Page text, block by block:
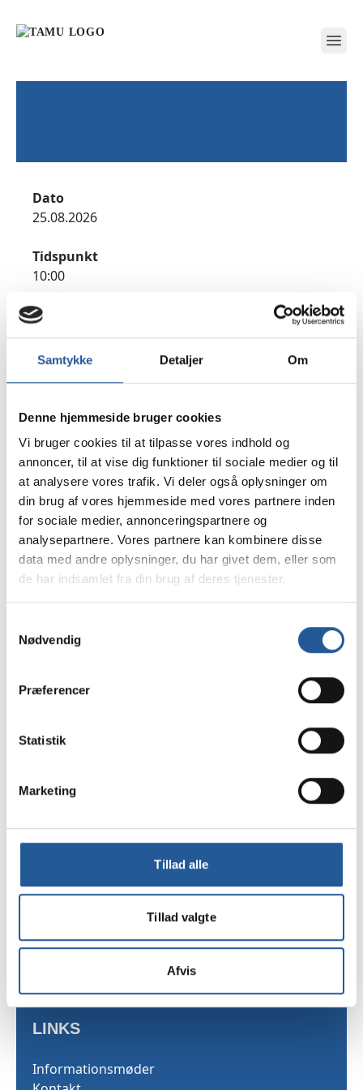
Samtykke Detaljer Om
Denne hjemmeside bruger cookies
Vi bruger cookies til at tilpasse vores indhold og
annoncer, til at vise dig funktioner til sociale medier og til
at analysere vores trafik. Vi deler også oplysninger om
din brug af vores hjemmeside med vores partnere inden
for sociale medier, annonceringspartnere og
analysepartnere. Vores partnere kan kombinere disse
data med andre oplysninger, du har givet dem, eller som
de har indsamlet fra din brug af deres tjenester.
Nødvendig
Præferencer
Statistik
Marketing
Tillad alle
Tillad valgte
Afvis
open
Dato
25.08.2026
Tidspunkt
10:00
Adresse
TAMU Jyderup, Sølystvej 2, 4450 Jyderup
Udfyld formularen for at tilmelde dig til
Dit navn*
Din email *
Dit mobilnummer
Skarridsøgade 53
Telefon 35 25 03 40
LINKS
Informationsmøder